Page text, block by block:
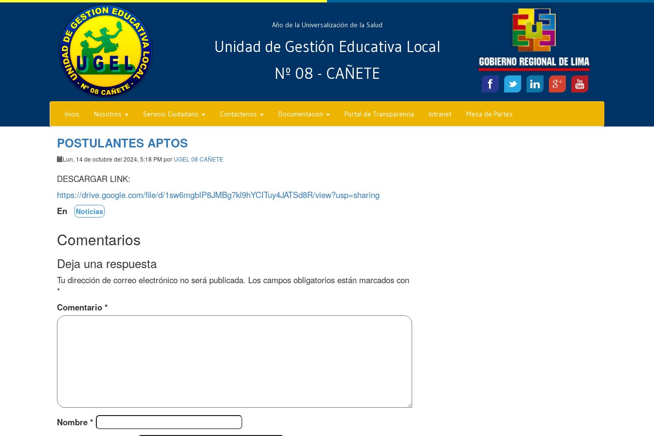
Año de la Universalización de la Salud
Unidad de Gestión Educativa Local
Nº 08 - CAÑETE
Inicio Nosotros Servicio Ciudadano Contactenos Documentacion Portal de Transparencia Intranet Mesa de Partes
POSTULANTES APTOS
Lun, 14 de octubre del 2024, 5:18 PM por UGEL 08 CAÑETE
DESCARGAR LINK:
https://drive.google.com/file/d/1sw6mgbIP8JMBg7kl9hYCITuy4JATSd8R/view?usp=sharing
En
Noticias
Comentarios
Deja una respuesta
Tu dirección de correo electrónico no será publicada. Los campos obligatorios están marcados con
*
Comentario *
Nombre *